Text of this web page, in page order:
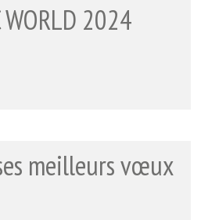
2024
meilleurs vœux